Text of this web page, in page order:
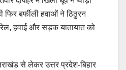
फिर बर्फीली हवाओं ने ठिठुरन
रेल, हवाई और सड़क यातायात को
से लेकर उत्तर प्रदेश-बिहार